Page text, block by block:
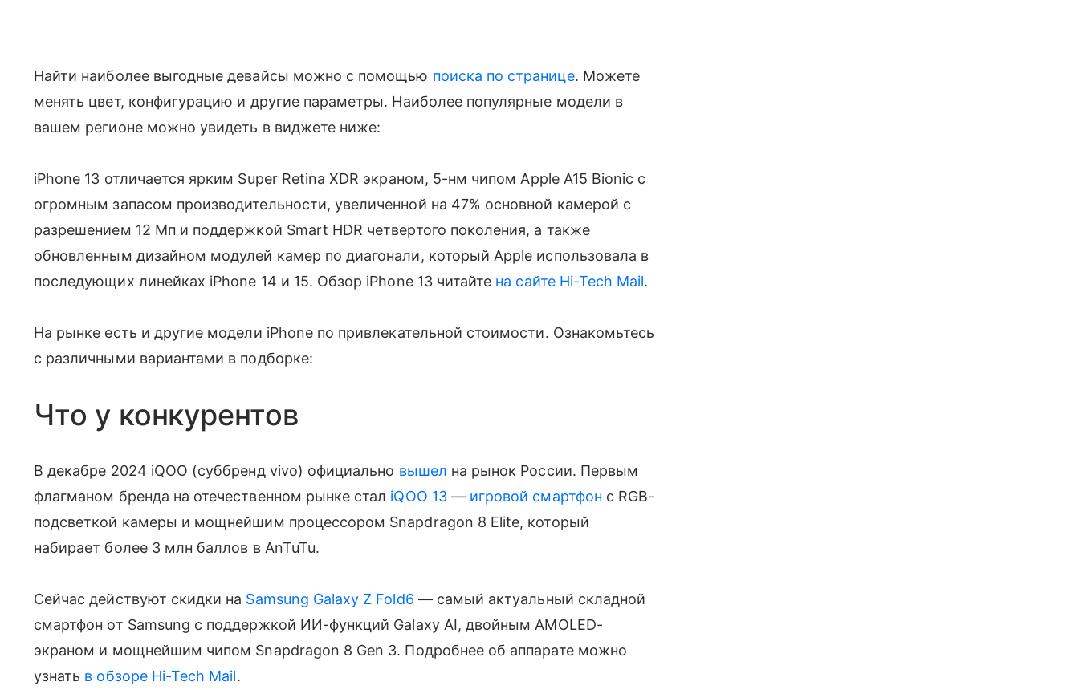
Найти наиболее выгодные девайсы можно с помощью поиска по странице. Можете
менять цвет, конфигурацию и другие параметры. Наиболее популярные модели в
вашем регионе можно увидеть в виджете ниже:
iPhone 13 отличается ярким Super Retina XDR экраном, 5-нм чипом Apple A15 Bionic с
огромным запасом производительности, увеличенной на 47% основной камерой с
разрешением 12 Мп и поддержкой Smart HDR четвертого поколения, а также
обновленным дизайном модулей камер по диагонали, который Apple использовала в
последующих линейках iPhone 14 и 15. Обзор iPhone 13 читайте на сайте Hi-Tech Mail.
На рынке есть и другие модели iPhone по привлекательной стоимости. Ознакомьтесь
с различными вариантами в подборке:
Что у конкурентов
В декабре 2024 iQOO (суббренд vivo) официально вышел на рынок России. Первым
флагманом бренда на отечественном рынке стал iQOO 13— игровой смартфон с RGB-
подсветкой камеры и мощнейшим процессором Snapdragon 8 Elite, который
набирает более 3 млн баллов в AnTuTu.
Сейчас действуют скидки на Samsung Galaxy Z Fold6 — самый актуальный складной
смартфон от Samsung с поддержкой ИИ-функций Galaxy AI, двойным AMOLED-
экраном и мощнейшим чипом Snapdragon 8 Gen 3. Подробнее об аппарате можно
узнать в обзоре Hi-Tech Mail.